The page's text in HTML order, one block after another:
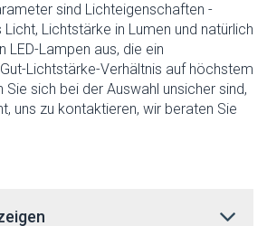
sind Lichteigenschaften -
Lichtstärke in Lumen und natürlich
LED-Lampen aus, die ein
Lichtstärke-Verhältnis auf höchstem
Sie sich bei der Auswahl unsicher sind,
uns zu kontaktieren, wir beraten Sie